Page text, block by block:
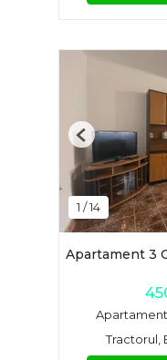
1 /14
Previous
Apartament 3
Tractorul,